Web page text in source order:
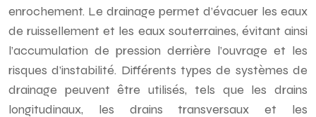
enrochement. Le drainage permet d’évacuer les eaux
de ruissellement et les eaux souterraines, évitant ainsi
l’accumulation de pression derrière l’ouvrage et les
risques d’instabilité. Différents types de systèmes de
drainage peuvent être utilisés, tels que les drains
longitudinaux, les drains transversaux et les